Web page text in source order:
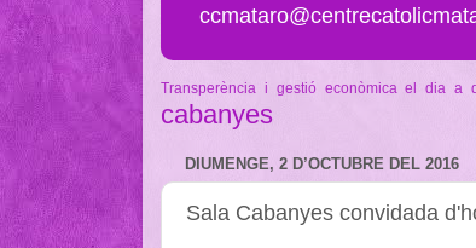
Transperència i gestió econòmica el dia a
cabanyes
DIUMENGE, 2 D’OCTUBRE DEL 2016
Sala Cabanyes convidada